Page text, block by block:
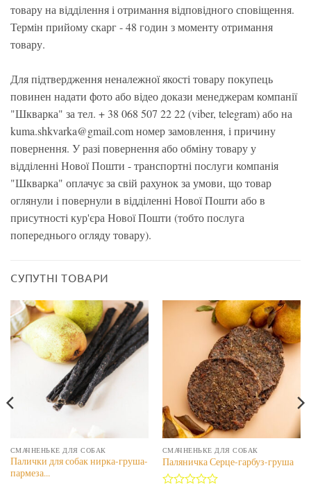
товару на відділення і отримання відповідного сповіщення.
Термін прийому скарг - 48 годин з моменту отримання
товару.
Для підтвердження неналежної якості товару покупець
повинен надати фото або відео докази менеджерам компанії
"Шкварка" за тел. + 38 068 507 22 22 (viber, telegram) або на
kuma.shkvarka@gmail.com номер замовлення, і причину
повернення. У разі повернення або обміну товару у
відділенні Нової Пошти - транспортні послуги компанія
"Шкварка" оплачує за свій рахунок за умови, що товар
оглянули і повернули в відділенні Нової Пошти або в
присутності кур'єра Нової Пошти (тобто послуга
попереднього огляду товару).
СУПУТНІ ТОВАРИ
СМАЧНЕНЬКЕ ДЛЯ СОБАК
Палички для собак нирка-груша-
пармеза...
СМАЧНЕНЬКЕ ДЛЯ СОБАК
Паляничка Серце-гарбуз-груша